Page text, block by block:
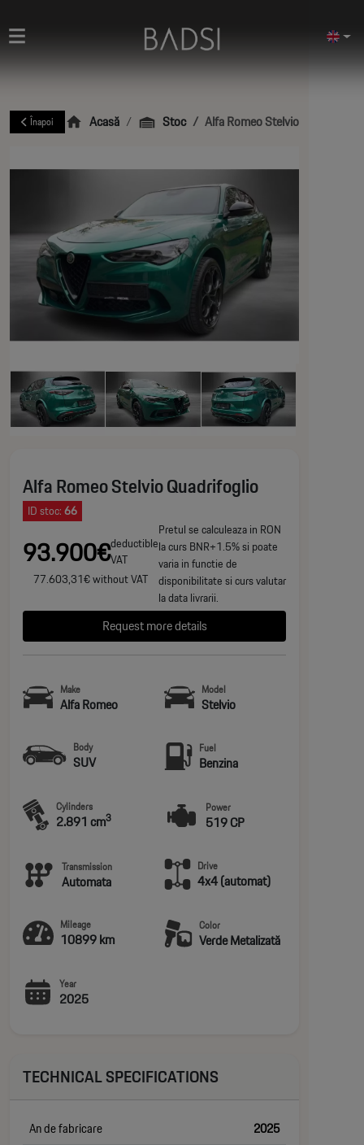
Înapoi Acasă Stoc Alfa Romeo Stelvio Quadrifoglio
Alfa Romeo Stelvio Quadrifoglio
ID stoc:66
93.900€deductible
VAT
77.603,31€ without VAT
Pretul se calculeaza in RON
la curs BNR+1.5% si poate
varia in functie de
disponibilitate si curs valutar
la data livrarii.
Request more details
Make
Alfa Romeo
Model
Stelvio
Body
SUV
Fuel
Benzina
Cylinders
2.891 cm3
Power
519 CP
Transmission
Automata
Drive
4x4 (automat)
Mileage
10899 km
Color
Verde Metalizată
Year
2025
TECHNICAL SPECIFICATIONS
An de fabricare
2025